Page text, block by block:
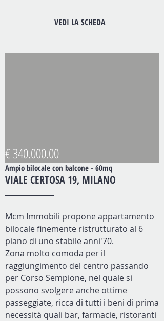
VEDI LA SCHEDA
€340.000.00
Ampio bilocale con balcone - 60mq
VIALE CERTOSA 19, MILANO
Mcm Immobili propone appartamento
bilocale finemente ristrutturato al 6
piano di uno stabile anni'70.
Zona molto comoda per il
raggiungimento del centro passando
per Corso Sempione, nel quale si
possono svolgere anche ottime
passeggiate, ricca di tutti i beni di prima
necessità quali bar, farmacie, ristoranti